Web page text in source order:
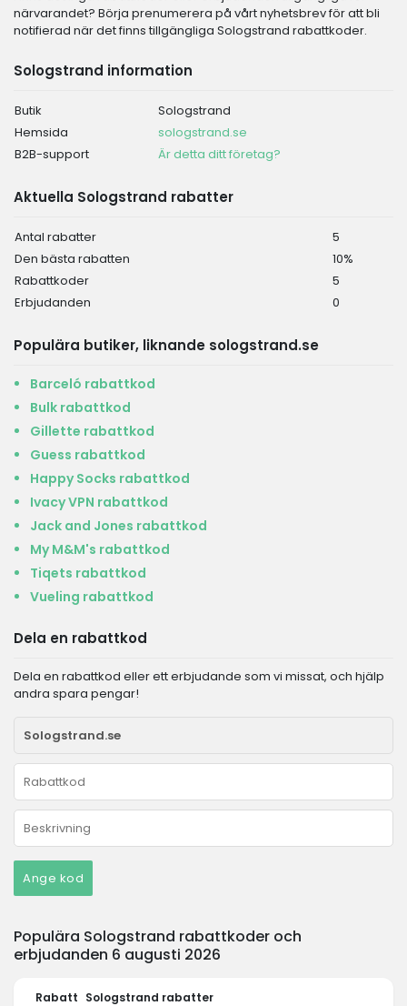
närvarandet? Börja prenumerera på vårt nyhetsbrev för att bli
notifierad när det finns tillgängliga Sologstrand rabattkoder.
Sologstrand information
Butik
Sologstrand
Hemsida
sologstrand.se
B2B-support
Är detta ditt företag?
Aktuella Sologstrand rabatter
Antal rabatter
5
Den bästa rabatten
10%
Rabattkoder
5
Erbjudanden
0
Populära butiker, liknande sologstrand.se
Barceló rabattkod
Bulk rabattkod
Gillette rabattkod
Guess rabattkod
Happy Socks rabattkod
Ivacy VPN rabattkod
Jack and Jones rabattkod
My M&M's rabattkod
Tiqets rabattkod
Vueling rabattkod
Dela en rabattkod
Dela en rabattkod eller ett erbjudande som vi missat, och hjälp
andra spara pengar!
Ange kod
Populära Sologstrand rabattkoder och
erbjudanden 6 augusti 2026
Rabatt Sologstrand rabatter